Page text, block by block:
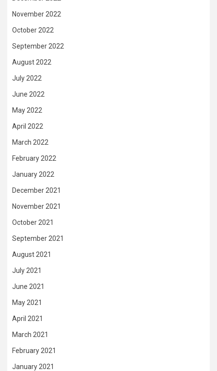
November 2022
October 2022
September 2022
August 2022
July 2022
June 2022
May 2022
April 2022
March 2022
February 2022
January 2022
December 2021
November 2021
October 2021
September 2021
August 2021
July 2021
June 2021
May 2021
April 2021
March 2021
February 2021
January 2021